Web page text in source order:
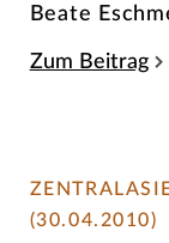
Beate
Zum Beitrag
(30.04.2010)